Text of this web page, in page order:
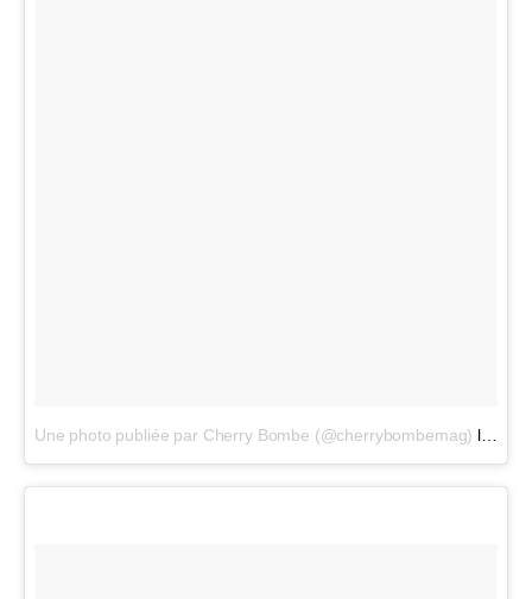
Une photo publiée par Cherry Bombe (@cherrybombemag) le 9